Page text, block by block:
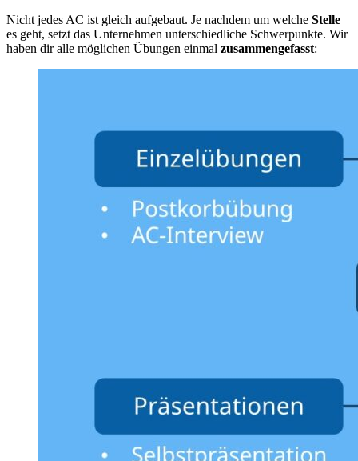
Nicht jedes AC ist gleich aufgebaut. Je nachdem um welche Stelle
es geht, setzt das Unternehmen unterschiedliche Schwerpunkte. Wir
haben dir alle möglichen Übungen einmal zusammengefasst: